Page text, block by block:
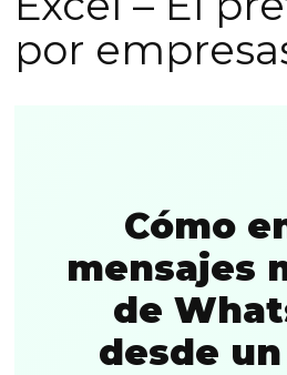
por
Cómo
mensajes
de
desde